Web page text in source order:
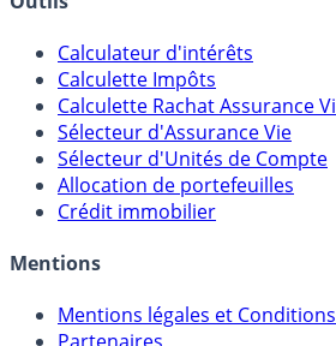
Outils
Calculateur d'intérêts
Calculette Impôts
Calculette Rachat Assurance Vie
Sélecteur d'Assurance Vie
Sélecteur d'Unités de Compte
Crédit immobilier
Mentions